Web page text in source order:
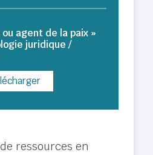
ressources en
agent de la paix »
juridique /